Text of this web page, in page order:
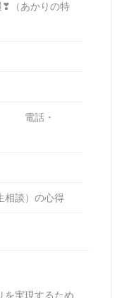
❣（あかりの特
電話・
相談）の心得
を実現するため